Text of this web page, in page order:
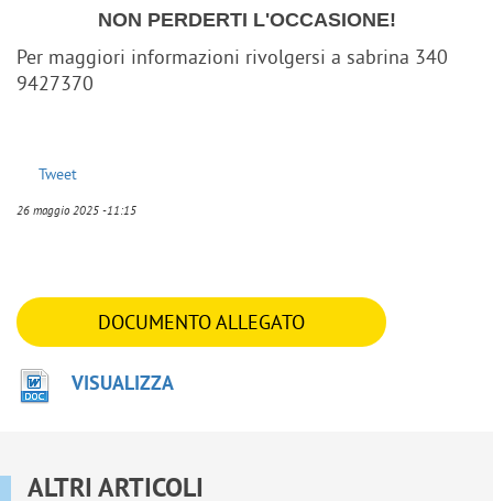
NON PERDERTI L'OCCASIONE!
Per maggiori informazioni rivolgersi a sabrina 340
9427370
Tweet
26 maggio 2025 -11:15
DOCUMENTO ALLEGATO
VISUALIZZA
ALTRI ARTICOLI